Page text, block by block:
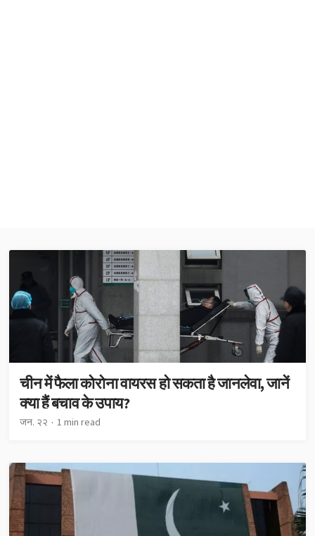
चीन में फैला कोरोना वायरस हो सकता है जानलेवा, जानें
क्या हैं बचाव के उपाय?
जन. २२ 1 min read